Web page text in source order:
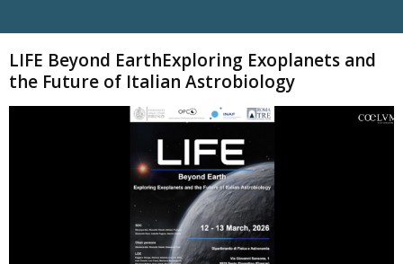
LIFE Beyond EarthExploring Exoplanets and
the Future of Italian Astrobiology